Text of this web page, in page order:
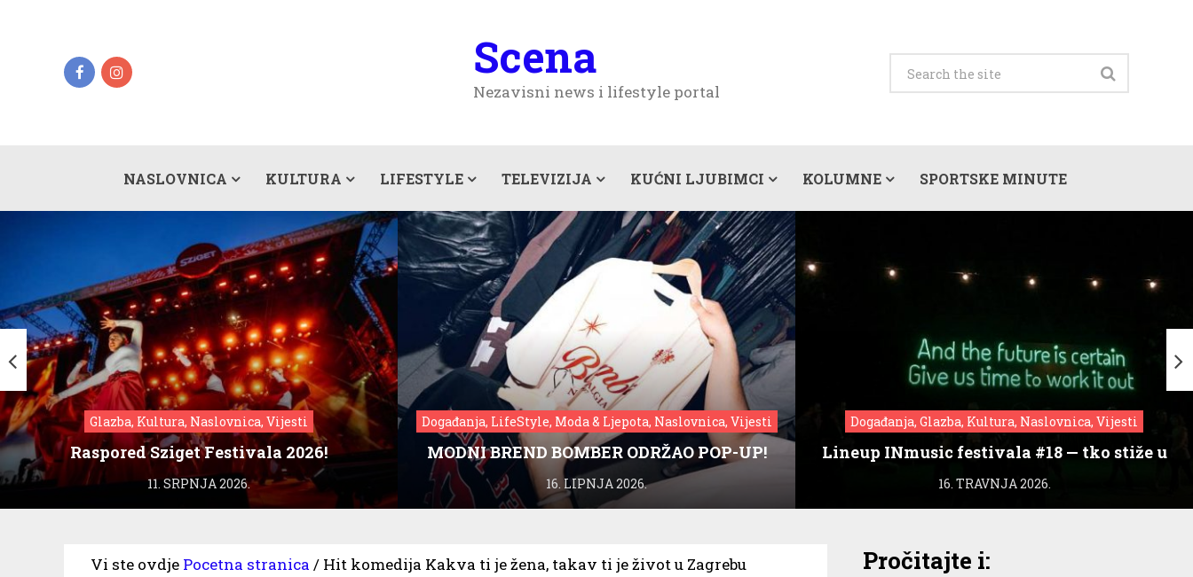
Scena
Nezavisni news i lifestyle portal
NASLOVNICA KULTURA LIFESTYLE TELEVIZIJA KUĆNI LJUBIMCI KOLUMNE SPORTSKE MINUTE
Glazba, Kultura, Naslovnica, Vijesti
Raspored Sziget Festivala 2026!
11. SRPNJA 2026.
Događanja, LifeStyle, Moda & Ljepota, Naslovnica, Vijesti
MODNI BREND BOMBER ODRŽAO POP-UP!
16. LIPNJA 2026.
Događanja, Glazba, Kultura, Naslovnica, Vijesti
Lineup INmusic festivala #18 — tko stiže u
Zagreb?
16. TRAVNJA 2026.
Vi ste ovdje Pocetna stranica / Hit komedija Kakva ti je žena, takav ti je život u Zagrebu Pročitajte i: